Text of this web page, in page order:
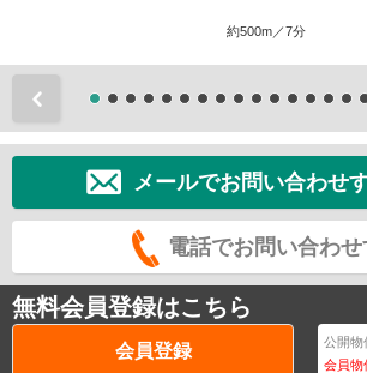
約500m／7分
メールでお問い合わせ
電話でお問い合わせ
無料会員登録はこちら
会員登録 公開物
会員物